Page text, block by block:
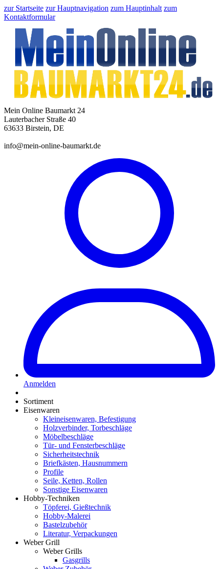
zur Startseite zur Hauptnavigation zum Hauptinhalt zum
Kontaktformular
Mein Online Baumarkt 24
Lauterbacher Straße 40
63633 Birstein, DE
info@mein-online-baumarkt.de
Anmelden
Sortiment
Eisenwaren
Kleineisenwaren, Befestigung
Holzverbinder, Torbeschläge
Möbelbeschläge
Tür- und Fensterbeschläge
Sicherheitstechnik
Briefkästen, Hausnummern
Profile
Seile, Ketten, Rollen
Sonstige Eisenwaren
Hobby-Techniken
Töpferei, Gießtechnik
Hobby-Malerei
Bastelzubehör
Literatur, Verpackungen
Weber Grill
Weber Grills
Gasgrills